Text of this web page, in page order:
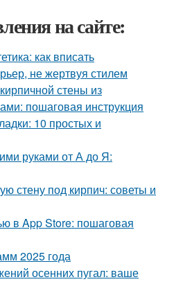
на сайте:
как вписать
не жертвуя стилем
стены из
пошаговая инструкция
10 простых и
руками от А до Я:
стену под кирпич: советы и
в App Store: пошаговая
2025 года
осенних пугал: ваше